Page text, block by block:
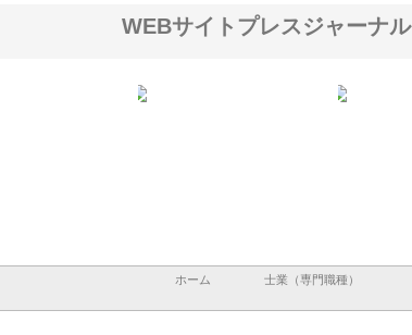
WEBサイトプレスジャーナル
ホーム 士業（専門職種）